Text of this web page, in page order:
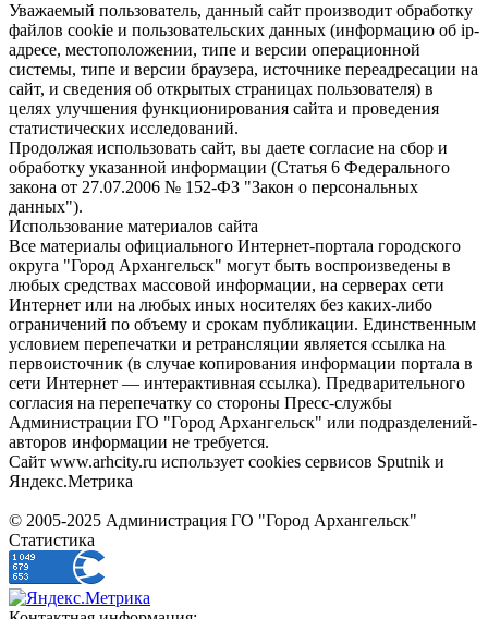
Уважаемый пользователь, данный сайт производит обработку
файлов cookie и пользовательских данных (информацию об ip-
адресе, местоположении, типе и версии операционной
системы, типе и версии браузера, источнике переадресации на
сайт, и сведения об открытых страницах пользователя) в
целях улучшения функционирования сайта и проведения
статистических исследований.
Продолжая использовать сайт, вы даете согласие на сбор и
обработку указанной информации (Статья 6 Федерального
закона от 27.07.2006 № 152-ФЗ "Закон о персональных
данных").
Использование материалов сайта
Все материалы официального Интернет-портала городского
округа "Город Архангельск" могут быть воспроизведены в
любых средствах массовой информации, на серверах сети
Интернет или на любых иных носителях без каких-либо
ограничений по объему и срокам публикации. Единственным
условием перепечатки и ретрансляции является ссылка на
первоисточник (в случае копирования информации портала в
сети Интернет — интерактивная ссылка). Предварительного
согласия на перепечатку со стороны Пресс-службы
Администрации ГО "Город Архангельск" или подразделений-
авторов информации не требуется.
Сайт www.arhcity.ru использует cookies сервисов Sputnik и
Яндекс.Метрика
© 2005-2025 Администрация ГО "Город Архангельск"
Статистика